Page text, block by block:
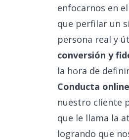
enfocarnos en
que perfilar un
persona real y
conversión y
la hora de
Conducta online
nuestro cliente
que le llama la
logrando que